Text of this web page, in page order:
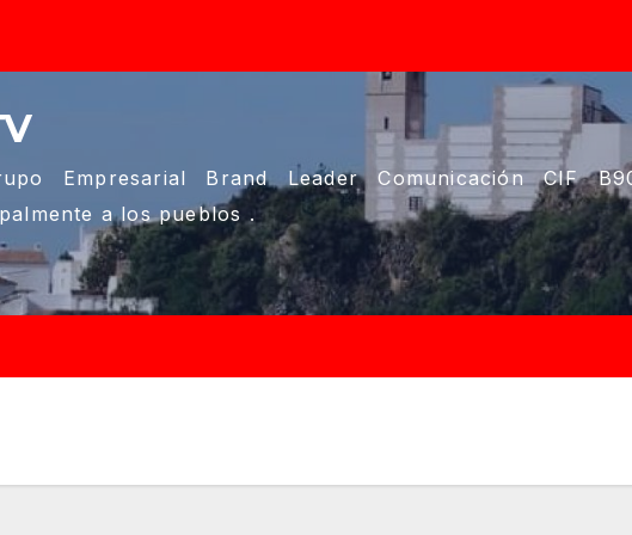
Empresarial Brand Leader Comunicación CIF
a los pueblos .